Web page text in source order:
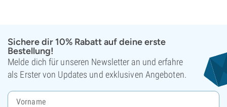
Sichere dir 10% Rabatt auf deine erste
Bestellung!
Melde dich für unseren Newsletter an und erfahre
als Erster von Updates und exklusiven Angeboten.